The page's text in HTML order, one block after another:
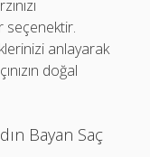
seçenektir.
anlayarak
doğal
Bayan Saç